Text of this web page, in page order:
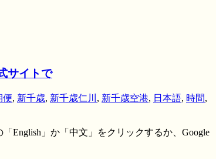
サイトで
便, 新千歳, 新千歳仁川 , 新千歳空港, 日本語, 時間,
English」か「中文」をクリックするか、Google